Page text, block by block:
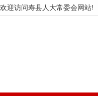
欢迎访问寿县人大常委会网站!